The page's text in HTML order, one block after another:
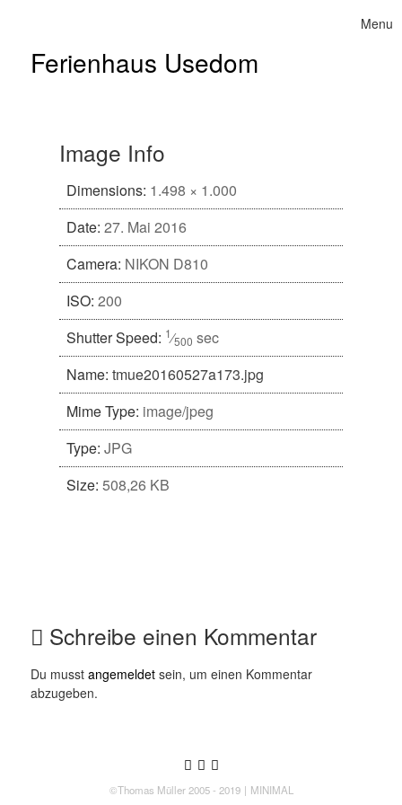
Menu
Ferienhaus Usedom
Image Info
Dimensions: 1.498 × 1.000
Date: 27. Mai 2016
Camera: NIKON D810
ISO: 200
Shutter Speed: 1⁄500 sec
Name: tmue20160527a173.jpg
Mime Type: image/jpeg
Type: JPG
Size: 508,26 KB
Schreibe einen Kommentar
Du musst angemeldetsein, um einen Kommentar
abzugeben.
©Thomas Müller 2005 - 2019 MINIMAL
Follow us on Twitter
Like us on Facebook
Follow us on Instagram